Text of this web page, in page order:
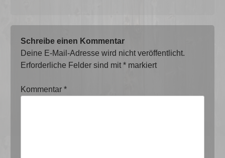
Schreibe einen Kommentar
Deine E-Mail-Adresse wird nicht veröffentlicht.
Erforderliche Felder sind mit* markiert
Kommentar*